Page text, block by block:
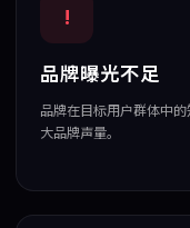
!
品牌曝光不足
品牌在目标用户群体中
大品牌声量。